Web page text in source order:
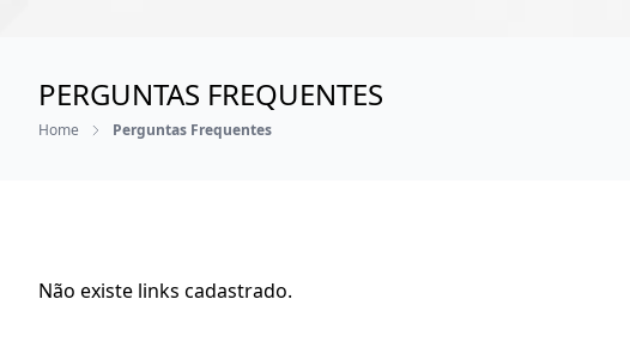
PERGUNTAS FREQUENTES
Home Perguntas Frequentes
Não existe links cadastrado.